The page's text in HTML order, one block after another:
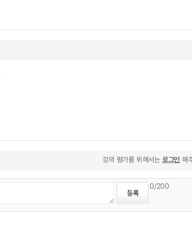
강의 평가를 위해서는 로그인 해
0/200